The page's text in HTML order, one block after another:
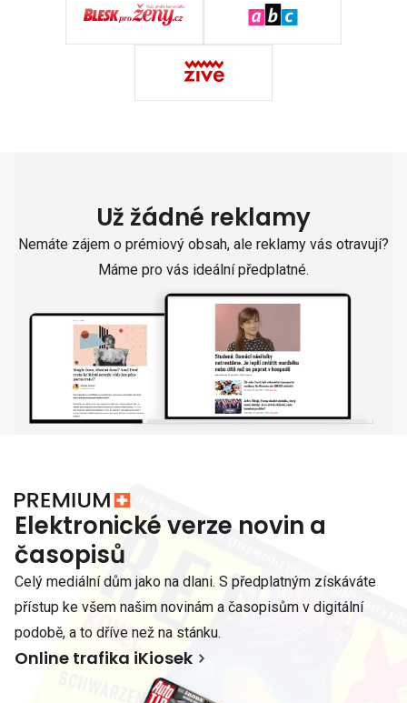
Už žádné reklamy
Nemáte zájem o prémiový obsah, ale reklamy vás otravují?
Máme pro vás ideální předplatné.
Elektronické verze novin a
časopisů
Celý mediální dům jako na dlani. S předplatným získáváte
přístup ke všem našim novinám a časopisům v digitální
podobě, a to dříve než na stánku.
Online trafika iKiosek